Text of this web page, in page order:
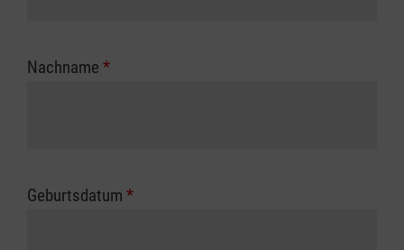
Nachname *
Geburtsdatum *